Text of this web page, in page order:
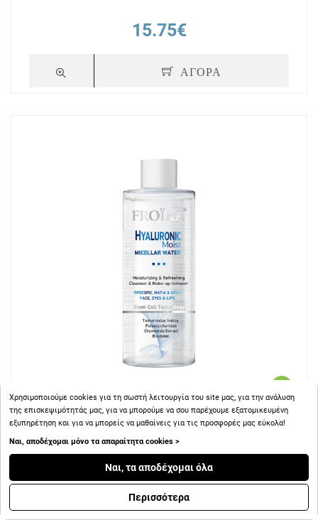
15.75€
ΑΓΟΡΑ
Froika Hyaluronic Moist Water Νερό Καθαρισμού για
Πρόσωπο και Μάτια 400ml
Χρησιμοποιούμε cookies για τη σωστή λειτουργία του site μας, για την ανάλυση
της επισκεψιμότητάς μας, για να μπορούμε να σου παρέχουμε εξατομικευμένη
εξυπηρέτηση και για να μπορείς να μαθαίνεις για τις προσφορές μας εύκολα!
Ναι, αποδέχομαι μόνο τα απαραίτητα cookies >
Ναι, τα αποδέχομαι όλα
Περισσότερα